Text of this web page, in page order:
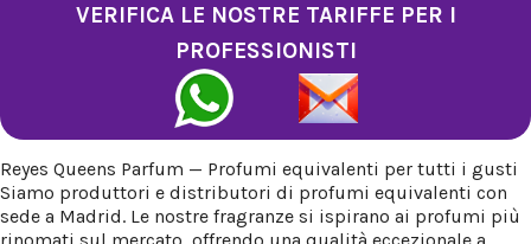
VERIFICA LE NOSTRE TARIFFE PER I
PROFESSIONISTI
Reyes Queens Parfum — Profumi equivalenti per tutti i gusti
Siamo produttori e distributori di profumi equivalenti con
sede a Madrid. Le nostre fragranze si ispirano ai profumi più